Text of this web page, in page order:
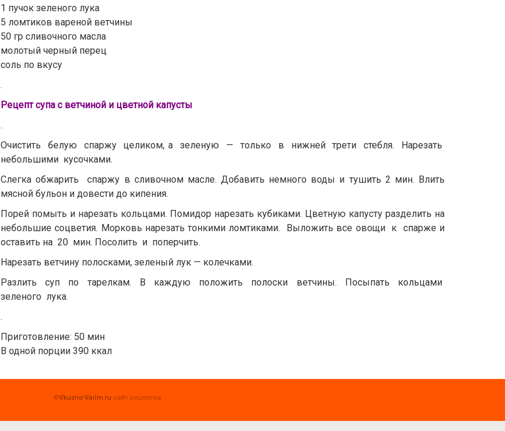
1 пучок зеленого лука
5 ломтиков вареной ветчины
50 гр сливочного масла
молотый черный перец
соль по вкусу
.
Рецепт супа с ветчиной и цветной капусты
.
Очистить белую спаржу целиком, а зеленую — только в нижней трети стебля. Нарезать
небольшими кусочками.
Слегка обжарить спаржу в сливочном масле. Добавить немного воды и тушить 2 мин. Влить
мясной бульон и довести до кипения.
Порей помыть и нарезать кольцами. Помидор нарезать кубиками. Цветную капусту разделить на
небольшие соцветия. Морковь нарезать тонкими ломтиками. Выложить все овощи к спарже и
оставить на 20 мин. Посолить и поперчить.
Нарезать ветчину полосками, зеленый лук — колечками.
Разлить суп по тарелкам. В каждую положить полоски ветчины. Посыпать кольцами
зеленого лука.
.
Приготовление: 50 мин
В одной порции 390 ккал
©Vkusno-Varim.ru сайт рецептов